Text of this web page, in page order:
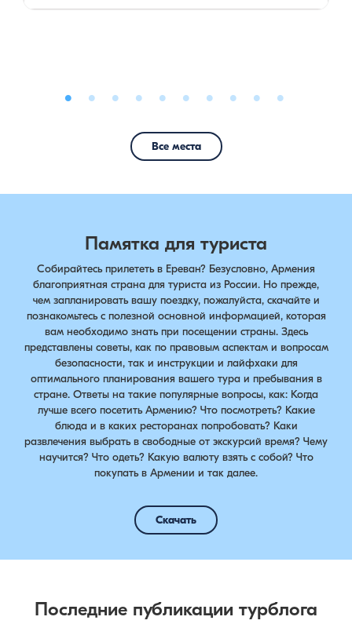
Все места
Памятка для туриста
Собирайтесь прилететь в Ереван? Безусловно, Армения
благоприятная страна для туриста из России. Но прежде,
чем запланировать вашу поездку, пожалуйста, скачайте и
познакомьтесь с полезной основной информацией, которая
вам необходимо знать при посещении страны. Здесь
представлены советы, как по правовым аспектам и вопросам
безопасности, так и инструкции и лайфхаки для
оптимального планирования вашего тура и пребывания в
стране. Ответы на такие популярные вопросы, как: Когда
лучше всего посетить Армению? Что посмотреть? Какие
блюда и в каких ресторанах попробовать? Каки
развлечения выбрать в свободные от экскурсий время? Чему
научится? Что одеть? Какую валюту взять с собой? Что
покупать в Армении и так далее.
Скачать
Последние публикации турблога